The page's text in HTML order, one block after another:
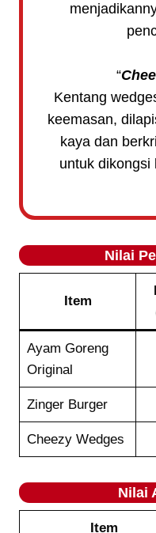
“
Kentang
keemasan,
kaya dan
untuk dikongsi
Nilai
Item
Ayam Goreng
Original
Zinger Burger
Cheezy Wedges
Nilai
Item